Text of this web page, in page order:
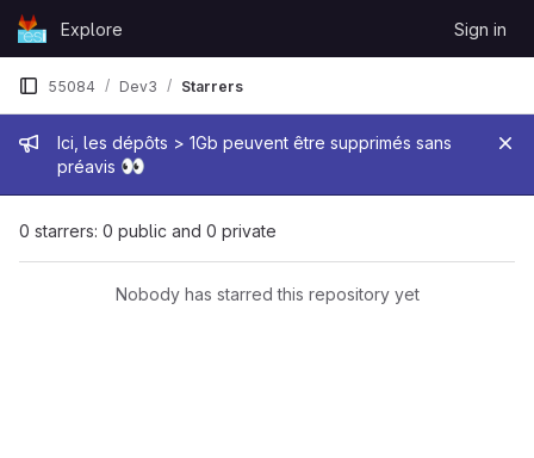
Skip to content
GitLabExplore Sign in
Admin message
Ici, les dépôts > 1Gb peuvent être supprimés sans
préavis 👀
55084 Dev3 Starrers
0 starrers: 0 public and 0 private
Nobody has starred this repository yet